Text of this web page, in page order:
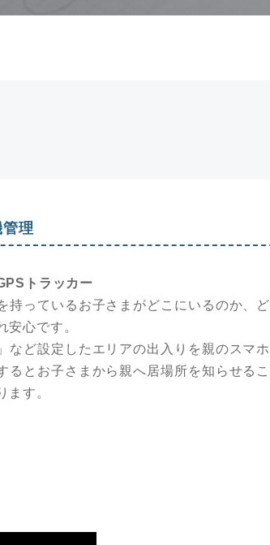
理
トラッカー
持っているお子さまがどこにいるのか、
安心です。
など設定したエリアの出入りを親のスマ
るとお子さまから親へ居場所を知らせる
ます。